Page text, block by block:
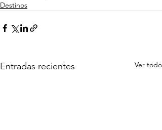
Destinos
Entradas recientes Ver todo